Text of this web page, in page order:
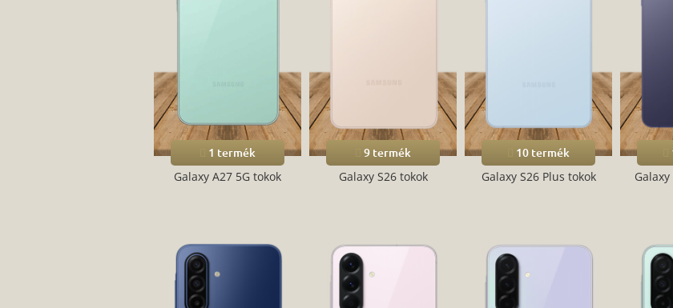
1 termék
Galaxy A27 5G tokok
9 termék
Galaxy S26 tokok
10 termék
Galaxy S26 Plus tokok